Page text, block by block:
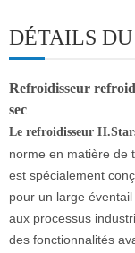
DÉTAILS
Refroidisseur
sec
Le refroidisseur
norme en matière de
est spécialement
pour un large
aux processus
des fonctionnalités